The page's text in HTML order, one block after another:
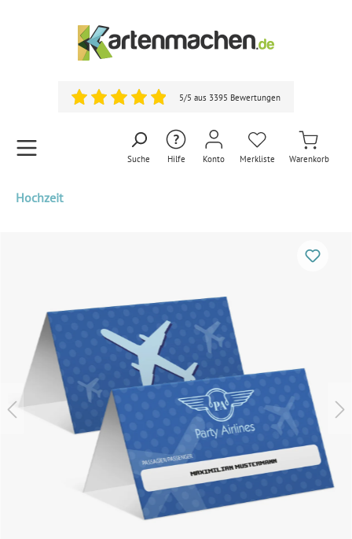
5/5 aus 3395 Bewertungen
Suche Hilfe Konto Merkliste Warenkorb
Hochzeit